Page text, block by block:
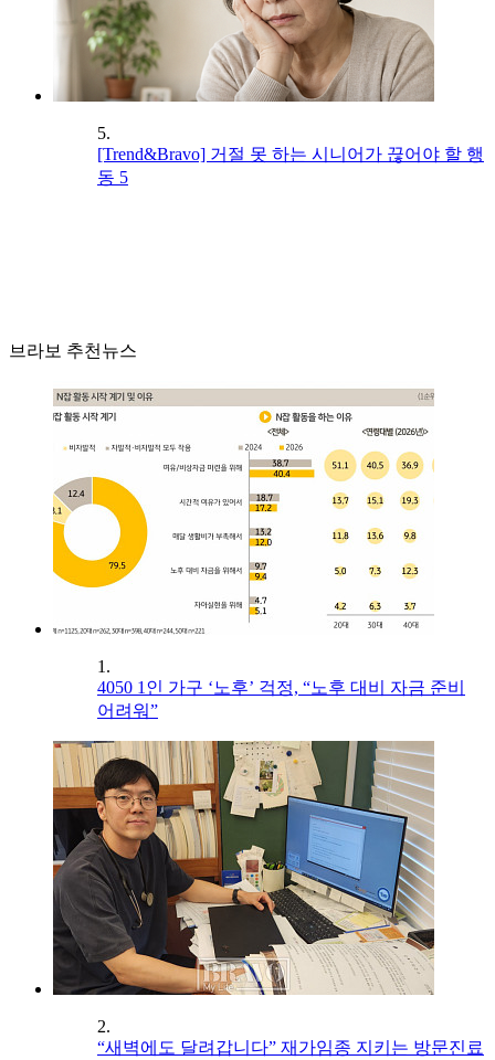
5.
[Trend&Bravo] 거절 못 하는 시니어가 끊어야 할 행
동 5
브라보 추천뉴스
1.
4050 1인 가구 ‘노후’ 걱정, “노후 대비 자금 준비
어려워”
2.
“새벽에도 달려갑니다” 재가임종 지키는 방문진료